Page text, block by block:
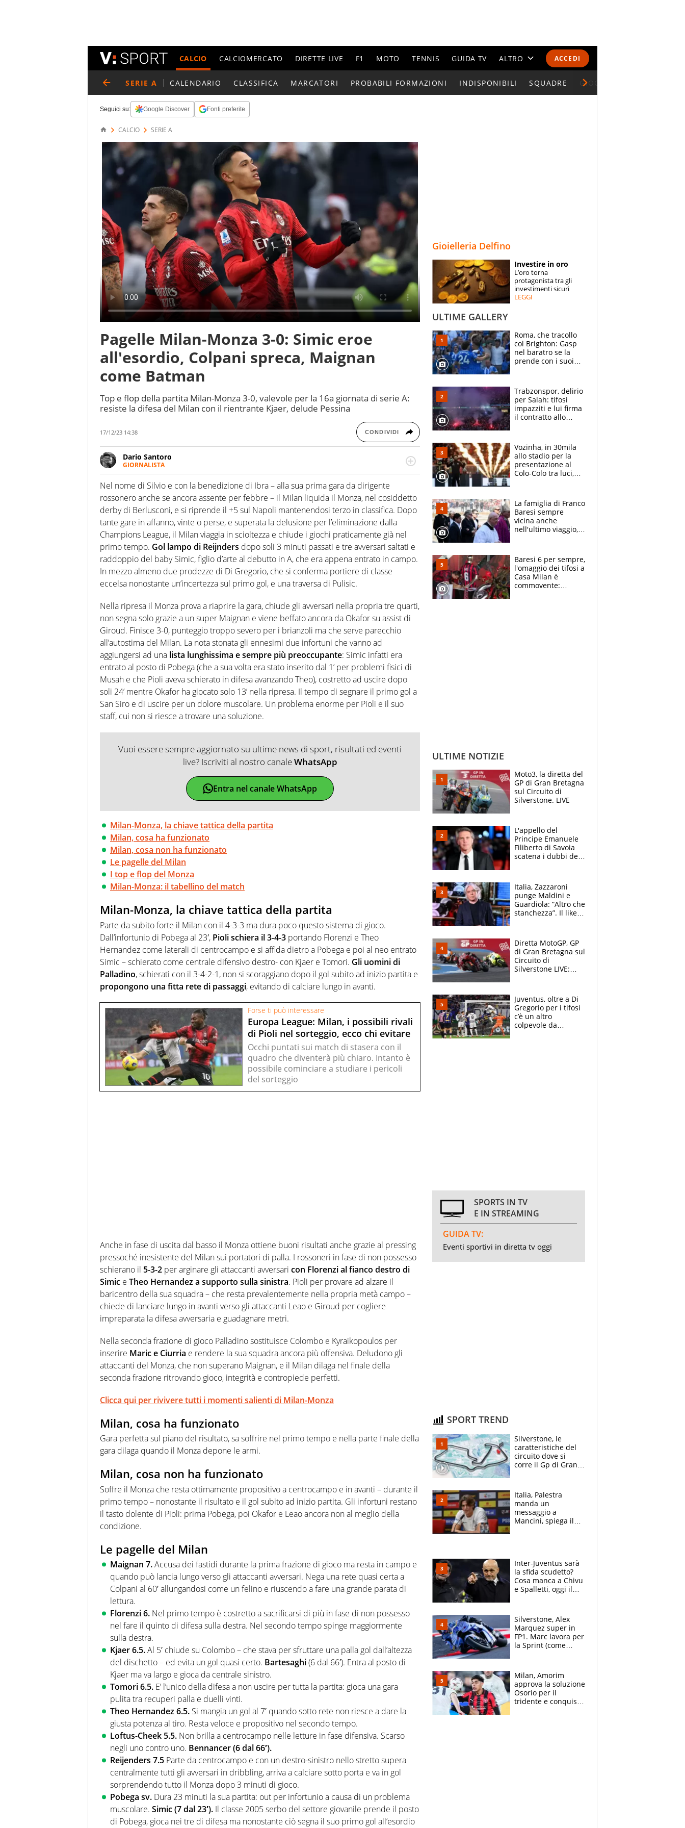
ACCEDI
CALCIO CALCIOMERCATO DIRETTE LIVE F1 MOTO TENNIS GUIDA TV ALTRO
CALENDARI E CLASSIFICHE
ESPERTI
CONTATTI
SERIE A CALENDARIO CLASSIFICA MARCATORI PROBABILI FORMAZIONI INDISPONIBILI SQUADRE GIOCATORI SERIE A
Seguici su: Google Discover Fonti preferite
CALCIO SERIE A
Pagelle Milan-Monza 3-0: Simic eroe
all'esordio, Colpani spreca, Maignan
come Batman
Top e flop della partita Milan-Monza 3-0, valevole per la 16a giornata di serie A:
resiste la difesa del Milan con il rientrante Kjaer, delude Pessina
17/12/23 14:38 CONDIVIDI
Dario Santoro
GIORNALISTA
Scrive, commenta, racconta lo sport in tutte le sfaccettature. Tocca l'apice quando ha
modo di concentrarsi sulle interviste ai grandi protagonisti
Nel nome di Silvio e con la benedizione di Ibra – alla sua prima gara da dirigente
rossonero anche se ancora assente per febbre – il Milan liquida il Monza, nel cosiddetto
derby di Berlusconi, e si riprende il +5 sul Napoli mantenendosi terzo in classifica. Dopo
tante gare in affanno, vinte o perse, e superata la delusione per l’eliminazione dalla
Champions League, il Milan viaggia in scioltezza e chiude i giochi praticamente già nel
primo tempo. Gol lampo di Reijnders dopo soli 3 minuti passati e tre avversari saltati e
raddoppio del baby Simic, figlio d’arte al debutto in A, che era appena entrato in campo.
In mezzo almeno due prodezze di Di Gregorio, che si conferma portiere di classe
eccelsa nonostante un’incertezza sul primo gol, e una traversa di Pulisic.
Nella ripresa il Monza prova a riaprire la gara, chiude gli avversari nella propria tre quarti,
non segna solo grazie a un super Maignan e viene beffato ancora da Okafor su assist di
Giroud. Finisce 3-0, punteggio troppo severo per i brianzoli ma che serve parecchio
all’autostima del Milan. La nota stonata gli ennesimi due infortuni che vanno ad
aggiungersi ad una lista lunghissima e sempre più preoccupante: Simic infatti era
entrato al posto di Pobega (che a sua volta era stato inserito dal 1’ per problemi fisici di
Musah e che Pioli aveva schierato in difesa avanzando Theo), costretto ad uscire dopo
soli 24’ mentre Okafor ha giocato solo 13’ nella ripresa. Il tempo di segnare il primo gol a
San Siro e di uscire per un dolore muscolare. Un problema enorme per Pioli e il suo
staff, cui non si riesce a trovare una soluzione.
Vuoi essere sempre aggiornato su ultime news di sport, risultati ed eventi
live? Iscriviti al nostro canaleWhatsApp
Entra nel canale WhatsApp
Milan-Monza, la chiave tattica della partita
Milan, cosa ha funzionato
Milan, cosa non ha funzionato
Le pagelle del Milan
I top e flop del Monza
Milan-Monza: il tabellino del match
Milan-Monza, la chiave tattica della partita
Parte da subito forte il Milan con il 4-3-3 ma dura poco questo sistema di gioco.
Dall’infortunio di Pobega al 23′, Pioli schiera il 3-4-3 portando Florenzi e Theo
Hernandez come laterali di centrocampo e si affida dietro a Pobega e poi al neo entrato
Simic – schierato come centrale difensivo destro- con Kjaer e Tomori. Gli uomini di
Palladino, schierati con il 3-4-2-1, non si scoraggiano dopo il gol subito ad inizio partita e
propongono una fitta rete di passaggi, evitando di calciare lungo in avanti.
Forse ti può interessare
Europa League: Milan, i possibili rivali
di Pioli nel sorteggio, ecco chi evitare
Occhi puntati sui match di stasera con il
quadro che diventerà più chiaro. Intanto è
possibile cominciare a studiare i pericoli
del sorteggio
Anche in fase di uscita dal basso il Monza ottiene buoni risultati anche grazie al pressing
pressoché inesistente del Milan sui portatori di palla. I rossoneri in fase di non possesso
schierano il 5-3-2 per arginare gli attaccanti avversari con Florenzi al fianco destro di
Simic e Theo Hernandez a supporto sulla sinistra. Pioli per provare ad alzare il
baricentro della sua squadra – che resta prevalentemente nella propria metà campo –
chiede di lanciare lungo in avanti verso gli attaccanti Leao e Giroud per cogliere
impreparata la difesa avversaria e guadagnare metri.
Nella seconda frazione di gioco Palladino sostituisce Colombo e Kyraikopoulos per
inserire Maric e Ciurria e rendere la sua squadra ancora più offensiva. Deludono gli
attaccanti del Monza, che non superano Maignan, e il Milan dilaga nel finale della
seconda frazione ritrovando gioco, integrità e contropiede perfetti.
Clicca qui per rivivere tutti i momenti salienti di Milan-Monza
Milan, cosa ha funzionato
Gara perfetta sul piano del risultato, sa soffrire nel primo tempo e nella parte finale della
gara dilaga quando il Monza depone le armi.
Milan, cosa non ha funzionato
Soffre il Monza che resta ottimamente propositivo a centrocampo e in avanti – durante il
primo tempo – nonostante il risultato e il gol subito ad inizio partita. Gli infortuni restano
il tasto dolente di Pioli: prima Pobega, poi Okafor e Leao ancora non al meglio della
condizione.
Le pagelle del Milan
Maignan 7.Accusa dei fastidi durante la prima frazione di gioco ma resta in campo e
quando può lancia lungo verso gli attaccanti avversari. Nega una rete quasi certa a
Colpani al 60′ allungandosi come un felino e riuscendo a fare una grande parata di
lettura.
Florenzi 6. Nel primo tempo è costretto a sacrificarsi di più in fase di non possesso
nel fare il quinto di difesa sulla destra. Nel secondo tempo spinge maggiormente
sulla destra.
Kjaer 6.5.Al 5′ chiude su Colombo – che stava per sfruttare una palla gol dall’altezza
del dischetto – ed evita un gol quasi certo. Bartesaghi(6 dal 66′). Entra al posto di
Kjaer ma va largo e gioca da centrale sinistro.
Tomori 6.5. E’ l’unico della difesa a non uscire per tutta la partita: gioca una gara
pulita tra recuperi palla e duelli vinti.
Theo Hernandez 6.5. Si mangia un gol al 7′ quando sotto rete non riesce a dare la
giusta potenza al tiro. Resta veloce e propositivo nel secondo tempo.
Loftus-Cheek 5.5. Non brilla a centrocampo nelle letture in fase difensiva. Scarso
negli uno contro uno. Bennancer (6 dal 66′).
Reijenders 7.5 Parte da centrocampo e con un destro-sinistro nello stretto supera
centralmente tutti gli avversari in dribbling, arriva a calciare sotto porta e va in gol
sorprendendo tutto il Monza dopo 3 minuti di gioco.
Pobega sv. Dura 23 minuti la sua partita: out per infortunio a causa di un problema
muscolare. Simic (7 dal 23′). Il classe 2005 serbo del settore giovanile prende il posto
di Pobega, gioca nei tre di difesa ma nonostante ciò segna il suo primo gol all’esordio
Gioielleria Delfino
Investire in oro
L’oro torna
protagonista tra gli
investimenti sicuri
LEGGI
ULTIME GALLERY
Roma, che tracollo
col Brighton: Gasp
nel baratro se la
prende con i suoi
Trabzonspor, delirio
per Salah: tifosi
impazziti e lui firma
il contratto allo
Vozinha, in 30mila
allo stadio per la
presentazione al
Colo-Colo tra luci,
La famiglia di Franco
Baresi sempre
vicina anche
nell'ultimo viaggio,
circondati
dall'affetto dei tifosi
Baresi 6 per sempre,
l'omaggio dei tifosi a
Casa Milan è
commovente:
ULTIME NOTIZIE
Moto3, la diretta del
GP di Gran Bretagna
sul Circuito di
Silverstone. LIVE
L'appello del
Principe Emanuele
Filiberto di Savoia
scatena i dubbi dei
Italia, Zazzaroni
punge Maldini e
Guardiola: “Altro che
stanchezza”. Il like
Diretta MotoGP, GP
di Gran Bretagna sul
Circuito di
Silverstone LIVE:
un Bezzecchi
stremato
Juventus, oltre a Di
Gregorio per i tifosi
c’è un altro
colpevole da
SPORTS IN TV
E IN STREAMING
GUIDA TV:
Eventi sportivi in diretta tv oggi
SPORT TREND
Silverstone, le
caratteristiche del
circuito dove si
corre il Gp di Gran
Italia, Palestra
manda un
messaggio a
Mancini, spiega il
Inter-Juventus sarà
la sfida scudetto?
Cosa manca a Chivu
e Spalletti, oggi il
Silverstone, Alex
Marquez super in
FP1. Marc lavora per
la Sprint (come
Milan, Amorim
approva la soluzione
Osorio per il
tridente e conquista